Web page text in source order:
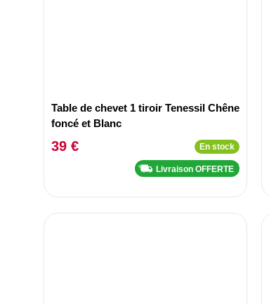
Table de chevet 1 tiroir Tenessil Chêne
foncé et Blanc
39 € En stock
Livraison OFFERTE